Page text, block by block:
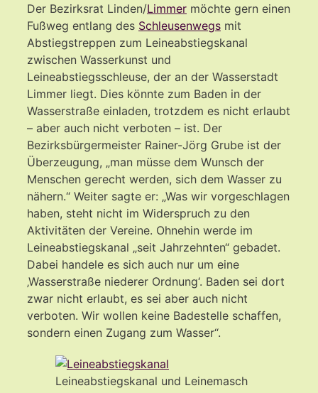
Der Bezirksrat Linden/Limmer möchte gern einen
Fußweg entlang des Schleusenwegs mit
Abstiegstreppen zum Leineabstiegskanal
zwischen Wasserkunst und
Leineabstiegsschleuse, der an der Wasserstadt
Limmer liegt. Dies könnte zum Baden in der
Wasserstraße einladen, trotzdem es nicht erlaubt
– aber auch nicht verboten – ist. Der
Bezirksbürgermeister Rainer-Jörg Grube ist der
Überzeugung, „man müsse dem Wunsch der
Menschen gerecht werden, sich dem Wasser zu
nähern.“ Weiter sagte er: „Was wir vorgeschlagen
haben, steht nicht im Widerspruch zu den
Aktivitäten der Vereine. Ohnehin werde im
Leineabstiegskanal „seit Jahrzehnten“ gebadet.
Dabei handele es sich auch nur um eine
‚Wasserstraße niederer Ordnung‘. Baden sei dort
zwar nicht erlaubt, es sei aber auch nicht
verboten. Wir wollen keine Badestelle schaffen,
sondern einen Zugang zum Wasser“.
Leineabstiegskanal und Leinemasch